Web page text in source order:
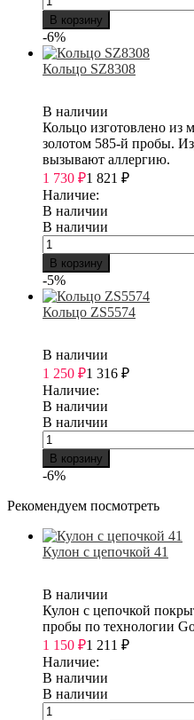
В корзину
-6%
Кольцо SZ8308
В наличии
Кольцо изготовлено из
золотом 585-й пробы.
вызывают аллергию.
1 730 ₽1 821 ₽
Наличие:
В наличии
В наличии
В корзину
-5%
Кольцо ZS5574
В наличии
1 250 ₽1 316 ₽
Наличие:
В наличии
В наличии
В корзину
-6%
Рекомендуем посмотреть
Кулон с цепочкой 41
В наличии
Кулон с цепочкой
пробы по технологии
1 150 ₽1 211 ₽
Наличие:
В наличии
В наличии